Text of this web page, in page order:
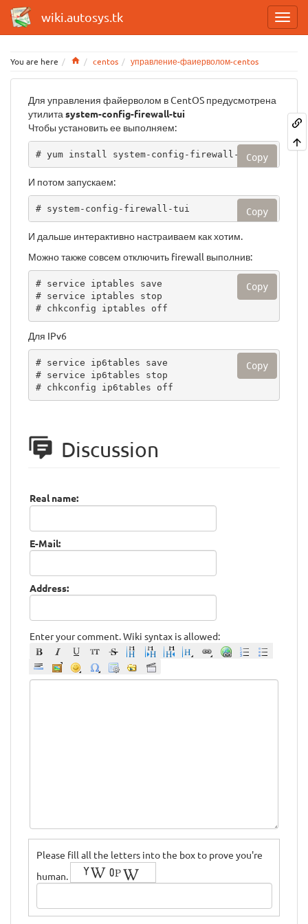
wiki.autosys.tk
You are here Homecentos управление-фаиерволом-centos
Для управления файерволом в CentOS предусмотрена
утилита system-config-firewall-tui
Чтобы установить ее выполняем:
# yum install system-config-firewall-tuiCopy
И потом запускаем:
# system-config-firewall-tui Copy
И дальше интерактивно настраиваем как хотим.
Можно также совсем отключить firewall выполнив:
# service iptables save
# service iptables stop
# chkconfig iptables off
Copy
Для IPv6
# service ip6tables save
# service ip6tables stop
# chkconfig ip6tables off
Copy
Discussion
Real name:
E-Mail:
Address:
Enter your comment. Wiki syntax is allowed:
Please fill all the letters into the box to prove you're
human.